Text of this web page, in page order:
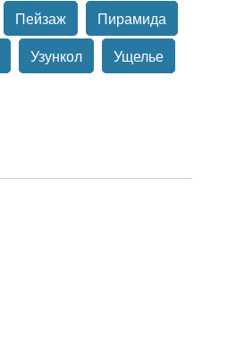
Пейзаж
Пирамида
Узункол
Ущелье